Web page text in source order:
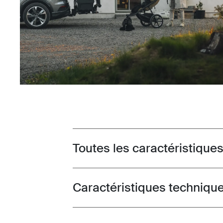
Toggle features
Toutes les caractéristiques
Toggle techspec
Caractéristiques